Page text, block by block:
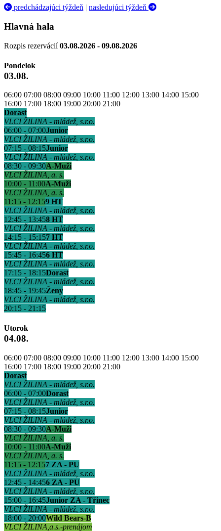
predchádzajúci týždeň | nasledujúci týždeň
Hlavná hala
Rozpis rezervácií03.08.2026 - 09.08.2026
Pondelok
03.08.
06:00 07:00 08:00 09:00 10:00 11:00 12:00 13:00 14:00 15:00
16:00 17:00 18:00 19:00 20:00 21:00
Dorast
VLCI ŽILINA - mládež, s.r.o.
06:00 - 07:00Junior
VLCI ŽILINA - mládež, s.r.o.
07:15 - 08:15Junior
VLCI ŽILINA - mládež, s.r.o.
08:30 - 09:30A-Muži
VLCI ŽILINA, a. s.
10:00 - 11:00A-Muži
VLCI ŽILINA, a. s.
11:15 - 12:159 HT
VLCI ŽILINA - mládež, s.r.o.
12:45 - 13:458 HT
VLCI ŽILINA - mládež, s.r.o.
14:15 - 15:157 HT
VLCI ŽILINA - mládež, s.r.o.
15:45 - 16:456 HT
VLCI ŽILINA - mládež, s.r.o.
17:15 - 18:15Dorast
VLCI ŽILINA - mládež, s.r.o.
18:45 - 19:45Ženy
VLCI ŽILINA - mládež, s.r.o.
20:15 - 21:15
Utorok
04.08.
06:00 07:00 08:00 09:00 10:00 11:00 12:00 13:00 14:00 15:00
16:00 17:00 18:00 19:00 20:00 21:00
Dorast
VLCI ŽILINA - mládež, s.r.o.
06:00 - 07:00Dorast
VLCI ŽILINA - mládež, s.r.o.
07:15 - 08:15Junior
VLCI ŽILINA - mládež, s.r.o.
08:30 - 09:30A-Muži
VLCI ŽILINA, a. s.
10:00 - 11:00A-Muži
VLCI ŽILINA, a. s.
11:15 - 12:157 ZA - PU
VLCI ŽILINA - mládež, s.r.o.
12:45 - 14:456 ZA - PU
VLCI ŽILINA - mládež, s.r.o.
15:00 - 16:45Junior ZA - Třinec
VLCI ŽILINA - mládež, s.r.o.
18:00 - 20:00Wild Bears-B
VLCI ŽILINA,a.s.-prenájom